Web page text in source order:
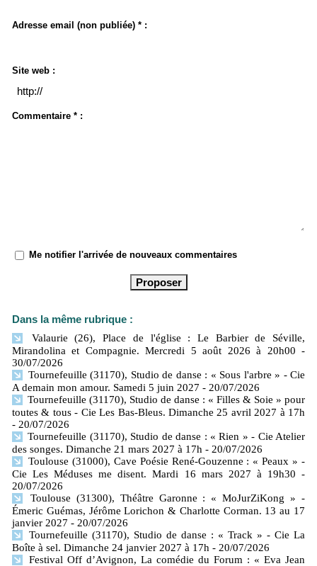
Adresse email (non publiée) * :
Site web :
Commentaire * :
Me notifier l'arrivée de nouveaux commentaires
Dans la même rubrique :
Valaurie (26), Place de l'église : Le Barbier de Séville,
Mirandolina et Compagnie. Mercredi 5 août 2026 à 20h00 -
30/07/2026
Tournefeuille (31170), Studio de danse : « Sous l'arbre » - Cie
A demain mon amour. Samedi 5 juin 2027 - 20/07/2026
Tournefeuille (31170), Studio de danse : « Filles & Soie » pour
toutes & tous - Cie Les Bas-Bleus. Dimanche 25 avril 2027 à 17h
- 20/07/2026
Tournefeuille (31170), Studio de danse : « Rien » - Cie Atelier
des songes. Dimanche 21 mars 2027 à 17h - 20/07/2026
Toulouse (31000), Cave Poésie René-Gouzenne : « Peaux » -
Cie Les Méduses me disent. Mardi 16 mars 2027 à 19h30 -
20/07/2026
Toulouse (31300), Théâtre Garonne : « MoJurZiKong » -
Émeric Guémas, Jérôme Lorichon & Charlotte Corman. 13 au 17
janvier 2027 - 20/07/2026
Tournefeuille (31170), Studio de danse : « Track » - Cie La
Boîte à sel. Dimanche 24 janvier 2027 à 17h - 20/07/2026
Festival Off d’Avignon, La comédie du Forum : « Eva Jean